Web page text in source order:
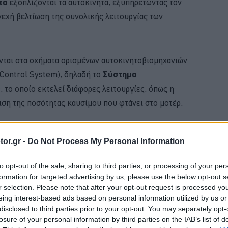
- Do Not Process My Personal Information
opt-out of the sale, sharing to third parties, or processing of your
for targeted advertising by us, please use the below opt-out
selection. Please note that after your opt-out request is processed
interest-based ads based on personal information utilized by us
to third parties prior to your opt-out. You may separately
of your personal information by third parties on the IAB’s list of
βελτίωση της συνολικής λειτουργίας των
στα οχήματα ορισμένων αυτοκινητοβιομηχανιών
System), δηλαδή το Σύστημα
, το οποίο εκτελεί διάφορες λειτουργίες, όπως η
της ποσότητας καυσίμου που φτάνει στο μοτέρ.
BUY NOW
ΕΛΕΓΧΟΣ ΓΙΑ ΤΟ ΑΥΤΟΚΙΝΗΤΟ
4 ΕΠΙΣΤΡΕΦΕΙ -ΠΟΣΟ ΚΟΣΤΙΖΕΙ
"TESLA" ΠΟΥ ΗΡΘΑΝ ΣΤΗΝ ΕΛΛΑΔΑ